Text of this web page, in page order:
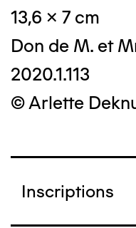
13,6 x 7 cm
Don de M. et
2020.1.113
© Arlette
Inscriptions